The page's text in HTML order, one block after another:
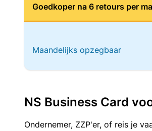
Goedkoper na 6 retours per
Maandelijks opzegbaar
NS Business Card
Ondernemer, ZZP'er, of reis je